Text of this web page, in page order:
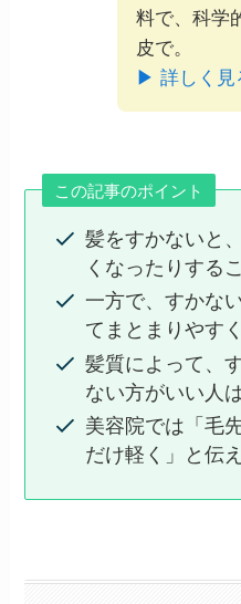
料で、科学
皮で。
▶ 詳しく見
この記事のポイント
髪をすかないと
くなったりする
一方で、すかな
てまとまりやす
髪質によって、
ない方がいい人
美容院では「毛
だけ軽く」と伝